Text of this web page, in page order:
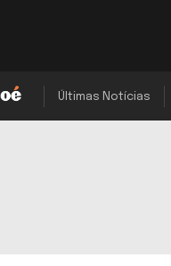
Últimas Notícias